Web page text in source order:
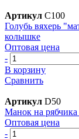
Артикул С100
Голубь вяхерь
колышке
Оптовая цена
-
В корзину
Сравнить
Артикул D50
Манок на
Оптовая цена
-